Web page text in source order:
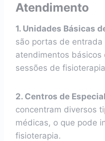
Atendimento
1. Unidades Básicas
são portas de entrada
atendimentos
sessões de
2. Centros de
concentram diversos
médicas, o que pode
fisioterapia.